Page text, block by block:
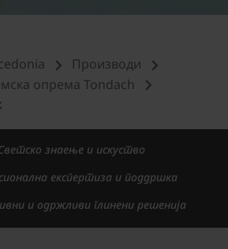
Производи
опрема Tondach
знаење и искуство
експертиза и поддршка
и одржливи глинени решенија